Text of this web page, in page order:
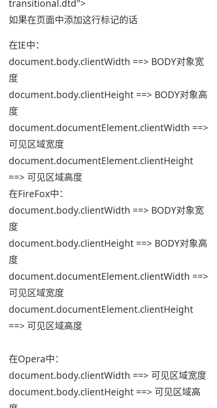
transitional.dtd">
如果在页面中添加这行标记的话
在IE中：
document.body.clientWidth ==> BODY对象宽
度
document.body.clientHeight ==> BODY对象高
度
document.documentElement.clientWidth ==>
可见区域宽度
document.documentElement.clientHeight
==> 可见区域高度
在FireFox中：
document.body.clientWidth ==> BODY对象宽
度
document.body.clientHeight ==> BODY对象高
度
document.documentElement.clientWidth ==>
可见区域宽度
document.documentElement.clientHeight
==> 可见区域高度
在Opera中：
document.body.clientWidth ==> 可见区域宽度
document.body.clientHeight ==> 可见区域高